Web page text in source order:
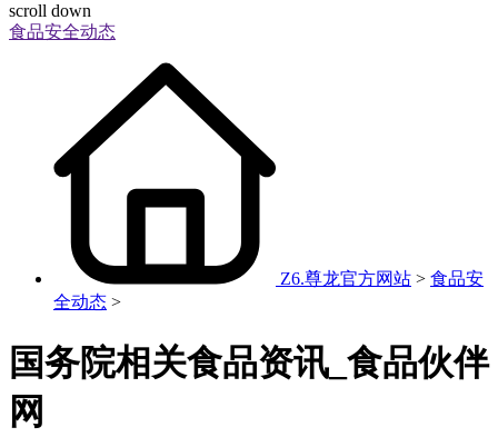
scroll down
食品安全动态
Z6.尊龙官方网站 > 食品安
全动态 >
国务院相关食品资讯_食品伙伴
网